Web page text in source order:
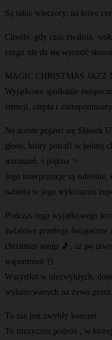
Są takie wieczory, na które
Chwile, gdy czas zwalnia,
czego nie da się wyrazić
MAGIC CHRISTMAS JAZZ
Wyjątkowe spotkanie
emocji, ciepła i
Na scenie pojawi się Sławek
głosu, który potrafi w jednej
wzruszeń i piękna ✨
Jego interpretacje są
nabiera w jego wykonaniu
Podczas tego wyjątkowego
światowe przeboje
christmas songs 🎵, aż po
wspomnień ☃️
Wszystko w niezwykłych,
wykonywanych na żywo
To nie jest zwykły koncert.
To muzyczna podróż , w